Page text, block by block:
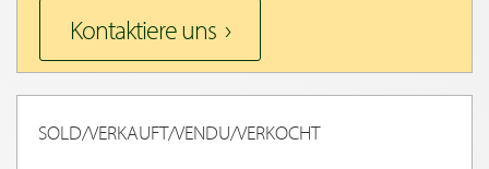
Kontaktiere uns
SOLD/VERKAUFT/VENDU/VERKOCHT